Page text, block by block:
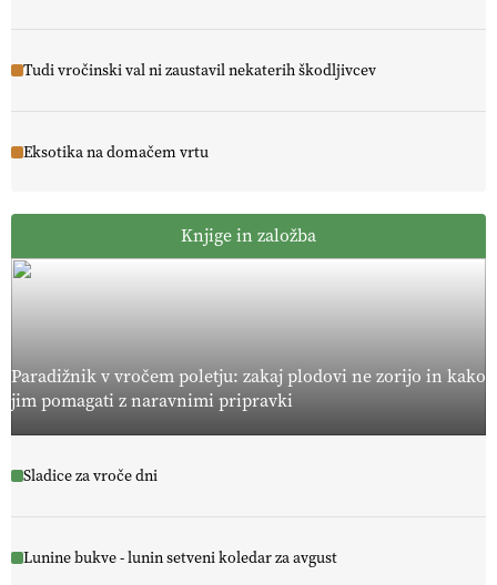
Tudi vročinski val ni zaustavil nekaterih škodljivcev
Eksotika na domačem vrtu
Knjige in založba
Paradižnik v vročem poletju: zakaj plodovi ne zorijo in kako
jim pomagati z naravnimi pripravki
Sladice za vroče dni
Lunine bukve - lunin setveni koledar za avgust